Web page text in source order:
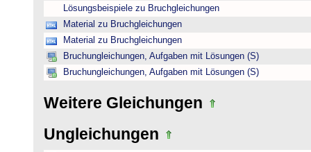
Lösungsbeispiele zu Bruchgleichungen
Material zu Bruchgleichungen
Material zu Bruchgleichungen
Bruchungleichungen, Aufgaben mit Lösungen (S)
Bruchungleichungen, Aufgaben mit Lösungen (S)
Weitere Gleichungen
Ungleichungen